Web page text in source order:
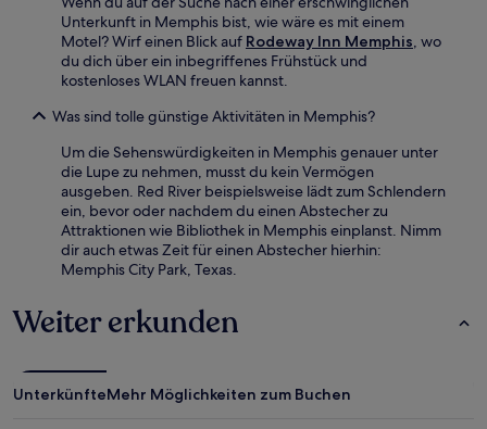
Unterkunft in Memphis bist, wie wäre es mit einem
Motel? Wirf einen Blick auf Rodeway Inn Memphis , wo
du dich über ein inbegriffenes Frühstück und
kostenloses WLAN freuen kannst.
Was sind tolle günstige Aktivitäten in Memphis?
Um die Sehenswürdigkeiten in Memphis genauer unter
die Lupe zu nehmen, musst du kein Vermögen
ausgeben. Red River beispielsweise lädt zum Schlendern
ein, bevor oder nachdem du einen Abstecher zu
Attraktionen wie Bibliothek in Memphis einplanst. Nimm
dir auch etwas Zeit für einen Abstecher hierhin:
Memphis City Park, Texas.
Weiter erkunden
UnterkünfteMehr Möglichkeiten zum Buchen